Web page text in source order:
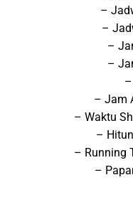
–
–
–
–
– Jam
– Waktu
–
– Running
–